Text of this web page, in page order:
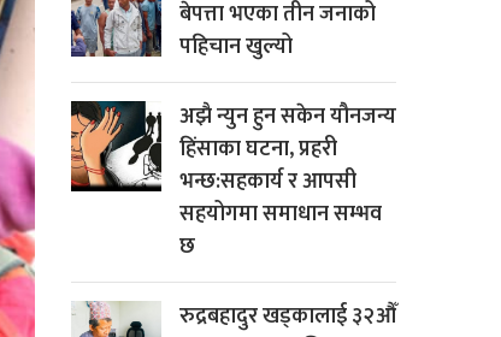
बेपत्ता भएका तीन जनाको
पहिचान खुल्यो
अझै न्युन हुन सकेन यौनजन्य
हिंसाका घटना, प्रहरी
भन्छ:सहकार्य र आपसी
सहयोगमा समाधान सम्भव
छ
रुद्रबहादुर खड्कालाई ३२औँ